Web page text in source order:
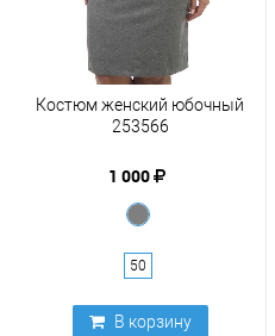
Костюм женский юбочный
253566
1 000
50
В корзину